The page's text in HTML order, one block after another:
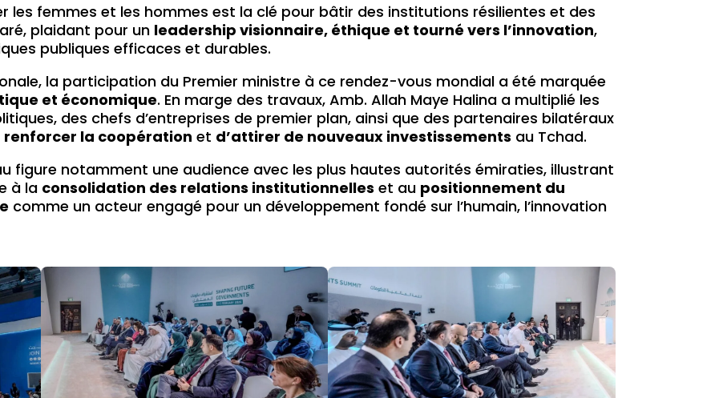
les femmes et les hommes est la clé pour bâtir des institutions résilientes et des
plaidant pour un leadership visionnaire, éthique et tourné vers l’innovation,
publiques efficaces et durables.
la participation du Premier ministre à ce rendez-vous mondial a été marquée
et économique. En marge des travaux, Amb. Allah Maye Halina a multiplié les
des chefs d’entreprises de premier plan, ainsi que des partenaires bilatéraux
renforcer la coopération et d’attirer de nouveaux investissements au Tchad.
figure notamment une audience avec les plus hautes autorités émiraties, illustrant
à la consolidation des relations institutionnelles et au positionnement du
comme un acteur engagé pour un développement fondé sur l’humain, l’innovation